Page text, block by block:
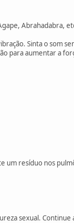
Abrahadabra,
Sinta o som
para aumentar a
um resíduo nos
sexual. Continue